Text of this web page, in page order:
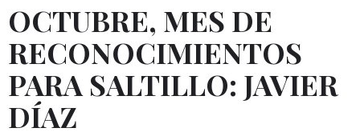
OCTUBRE, MES DE
RECONOCIMIENTOS
PARA SALTILLO: JAVIER
DÍAZ